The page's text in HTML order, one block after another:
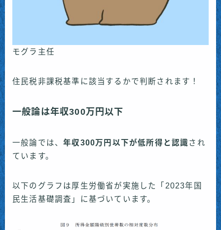
モグラ主任
住民税非課税基準に該当するかで判断されます！
一般論は年収300万円以下
一般論では、年収300万円以下が低所得と認識 され
ています。
以下のグラフは厚生労働省が実施した「2023年国
民生活基礎調査」に基づいています。